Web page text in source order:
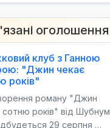
оголошення
клуб з Ганною
"Джин чекає
років"
роману "Джин
сотню років" від Шубнум
29 серпня …